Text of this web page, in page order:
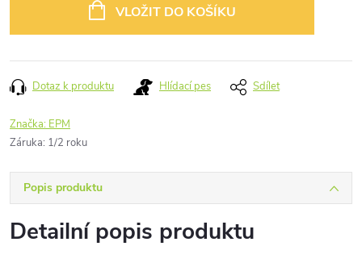
VLOŽIT DO KOŠÍKU
Dotaz k produktu Hlídací pes Sdílet
Značka: EPM
Záruka: 1/2 roku
Popis produktu
Detailní popis produktu